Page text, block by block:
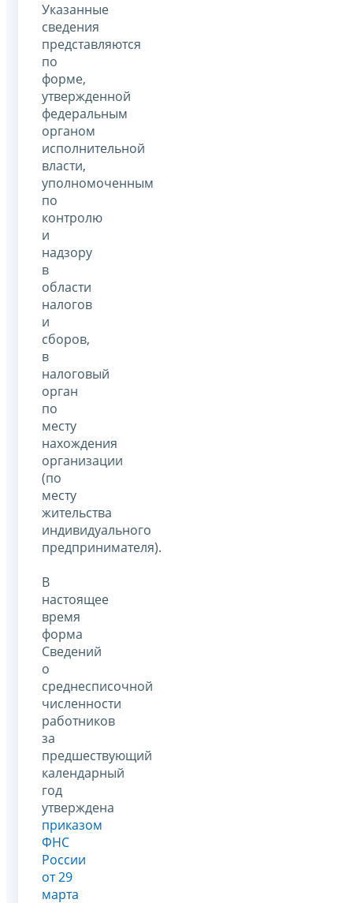
Указанные
сведения
представляются
по
форме,
утвержденной
федеральным
органом
исполнительной
власти,
уполномоченным
по
контролю
и
надзору
в
области
налогов
и
сборов,
в
налоговый
орган
по
месту
нахождения
организации
(по
месту
жительства
индивидуального
предпринимателя).
В
настоящее
время
форма
Сведений
о
среднесписочной
численности
работников
за
предшествующий
календарный
год
утверждена
приказом
ФНС
России
от 29
марта